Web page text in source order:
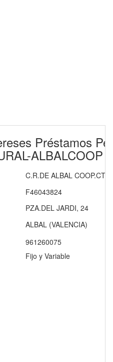
Préstamos
ALBALCOOP
C.R.DE ALBAL
F46043824
PZA.DEL JARDI, 24
ALBAL (VALENCIA)
961260075
Fijo y Variable